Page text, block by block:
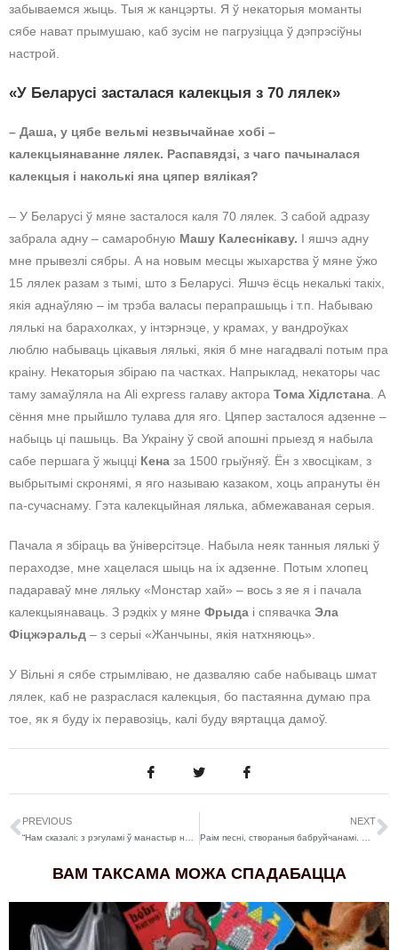
забываемся жыць. Тыя ж канцэрты. Я ў некаторыя моманты
сябе нават прымушаю, каб зусім не пагрузіцца ў дэпрэсіўны
настрой.
«У Беларусі засталася калекцыя з 70 лялек»
– Даша, у цябе вельмі незвычайнае хобі –
калекцыянаванне лялек. Распавядзі, з чаго пачыналася
калекцыя і наколькі яна цяпер вялікая?
– У Беларусі ў мяне засталося каля 70 лялек. З сабой адразу
забрала адну – самаробную Машу Калеснікаву. І яшчэ адну
мне прывезлі сябры. А на новым месцы жыхарства ў мяне ўжо
15 лялек разам з тымі, што з Беларусі. Яшчэ ёсць некалькі такіх,
якія аднаўляю – ім трэба валасы перапрашыць і т.п. Набываю
лялькі на барахолках, у інтэрнэце, у крамах, у вандроўках
люблю набываць цікавыя лялькі, якія б мне нагадвалі потым пра
краіну. Некаторыя збіраю па частках. Напрыклад, некаторы час
таму замаўляла на Ali express галаву актора Тома Хідлстана . А
сёння мне прыйшло тулава для яго. Цяпер засталося адзенне –
набыць ці пашыць. Ва Украіну ў свой апошні прыезд я набыла
сабе першага ў жыцці Кена за 1500 грыўняў. Ён з хвосцікам, з
выбрытымі скронямі, я яго называю казаком, хоць апрануты ён
па-сучаснаму. Гэта калекцыйная лялька, абмежаваная серыя.
Пачала я збіраць ва ўніверсітэце. Набыла неяк танныя лялькі ў
пераходзе, мне хацелася шыць на іх адзенне. Потым хлопец
падараваў мне ляльку «Монстар хай» – вось з яе я і пачала
калекцыянаваць. З рэдкіх у мяне Фрыда і спявачка Эла
Фіцжэральд – з серыі «Жанчыны, якія натхняюць».
У Вільні я сябе стрымліваю, не дазваляю сабе набываць шмат
лялек, каб не разраслася калекцыя, бо пастаянна думаю пра
тое, як я буду іх перавозіць, калі буду вяртацца дамоў.
PREVIOUS NEXT
ВАМ ТАКСАМА МОЖА СПАДАБАЦЦА